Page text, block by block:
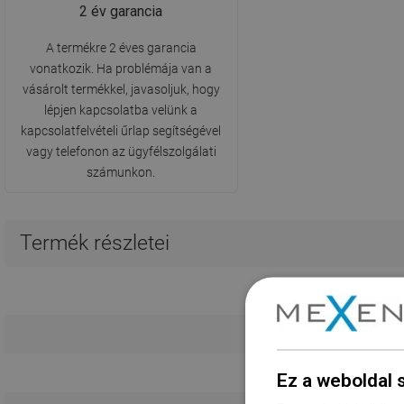
2 év garancia
A termékre 2 éves garancia
vonatkozik. Ha problémája van a
vásárolt termékkel, javasoljuk, hogy
lépjen kapcsolatba velünk a
kapcsolatfelvételi űrlap segítségével
vagy telefonon az ügyfélszolgálati
számunkon.
Termék részletei
Ez a weboldal